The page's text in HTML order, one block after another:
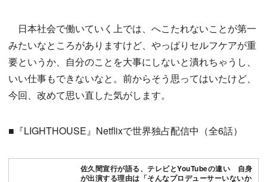
日本社会で働いていく上では、へこたれないことが第一
みたいなところがありますけど、やっぱりセルフケアが重
要というか、自分のことを大事にしないと潰れちゃうし、
いい仕事もできないなと。前からそう思ってはいたけど、
今回、改めて思い直した気がします。
■『LIGHTHOUSE』Netflixで世界独占配信中（全6話）
佐久間宣行が語る、テレビとYouTubeの違い 自身
が出演する理由は「そんなプロデューサーいないか